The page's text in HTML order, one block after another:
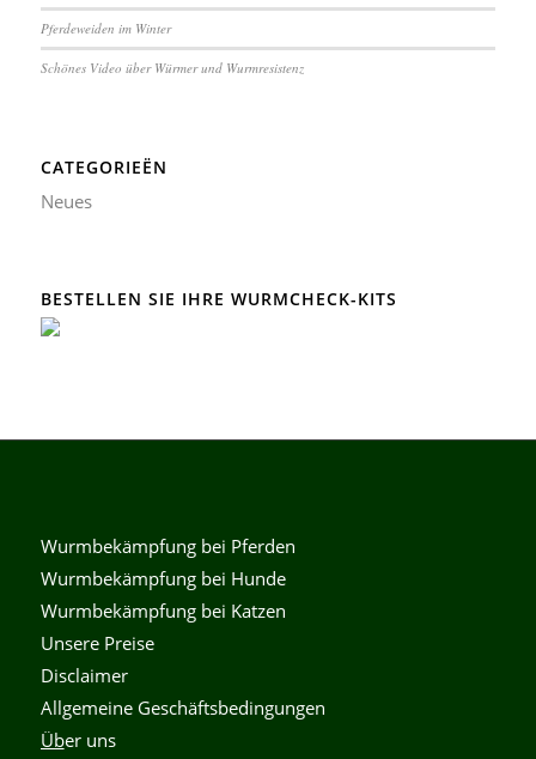
Pferdeweiden im Winter
Schönes Video über Würmer und Wurmresistenz
CATEGORIEËN
Neues
BESTELLEN SIE IHRE WURMCHECK-KITS
Wurmbekämpfung bei Pferden
Wurmbekämpfung bei Hunde
Wurmbekämpfung bei Katzen
Unsere Preise
Disclaimer
Allgemeine Geschäftsbedingungen
Über uns